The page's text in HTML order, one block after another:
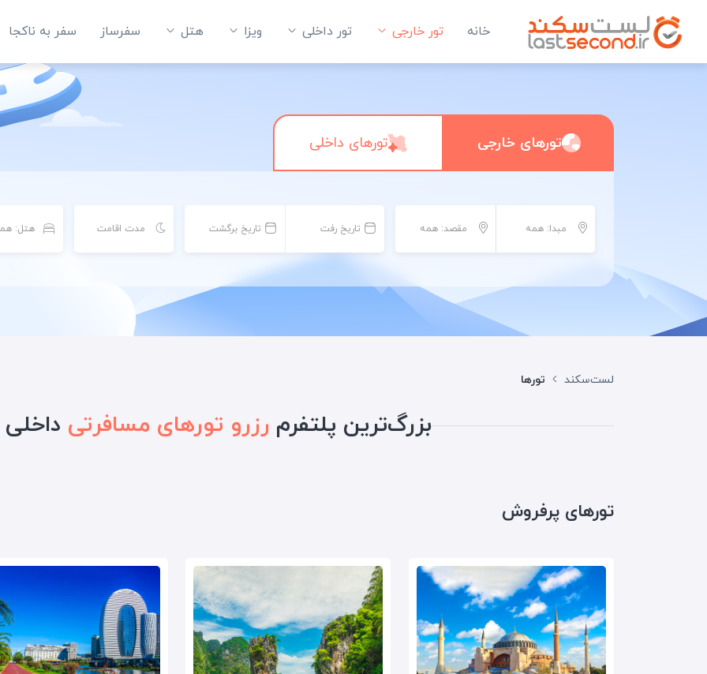
خانه تور خارجی تور داخلی ویزا هتل‌ سفرساز سفر به ناکجا
تورهای خارجی تورهای داخلی
مبدا: همه مقصد: همه تاریخ رفت تاریخ برگشت مدت اقامت هتل:
لست‌سکند تورها
بزرگ‌ترین پلتفرم رزرو تورهای مسافرتی
تورهای پرفروش